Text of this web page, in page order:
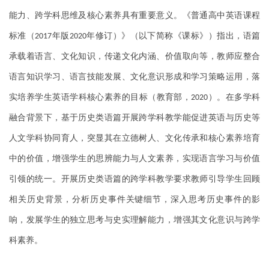
能力、跨学科思维及核心素养具有重要意义。《普通高中英语课程
标准（2017年版2020年修订）》（以下简称《课标》）指出，语篇
承载着语言、文化知识，传递文化内涵、价值取向等，教师应整合
语言知识学习、语言技能发展、文化意识形成和学习策略运用，落
实培养学生英语学科核心素养的目标（教育部， 2020 ）。在多学科
融合背景下，基于历史类语篇开展跨学科教学能促进英语与历史等
人文学科协同育人，突显其在立德树人、文化传承和核心素养培育
中的价值，增强学生的思辨能力与人文素养，实现语言学习与价值
引领的统一。开展历史类语篇的跨学科教学要求教师引导学生回顾
相关历史背景，分析历史事件关键细节，深入思考历史事件的影
响，发展学生的独立思考与史实理解能力，增强其文化意识与跨学
科素养。